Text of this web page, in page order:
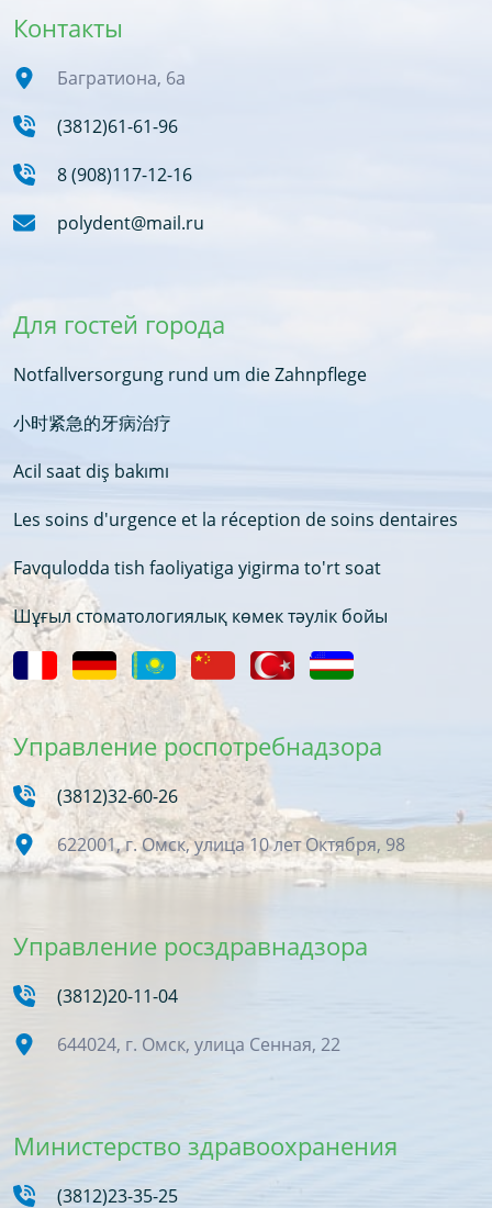
Контакты
Багратиона, 6а
(3812)61-61-96
8 (908)117-12-16
polydent@mail.ru
Для гостей города
Notfallversorgung rund um die Zahnpflege
小时紧急的牙病治疗
Acil saat diş bakımı
Les soins d'urgence et la réception de soins dentaires
Favqulodda tish faoliyatiga yigirma to'rt soat
Шұғыл стоматологиялық көмек тәулік бойы
Управление роспотребнадзора
(3812)32-60-26
622001, г. Омск, улица 10 лет Октября, 98
Управление росздравнадзора
(3812)20-11-04
644024, г. Омск, улица Сенная, 22
Министерство здравоохранения
(3812)23-35-25